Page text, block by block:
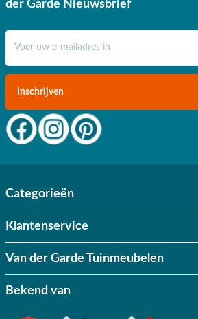
✔ 9.4/10 uit 19.500+ klantbeoordelingen
✔ Gratis verzending vanaf €50,-
✔ 3 fysieke showrooms
der Garde Nieuwsbrief
Inschrijven
Categorieën
Klantenservice
Van der Garde Tuinmeubelen
Bekend van